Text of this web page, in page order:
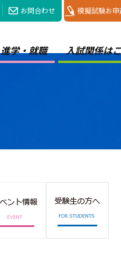
お問合わせ 模擬試験お申
進学・就職 入試関係は